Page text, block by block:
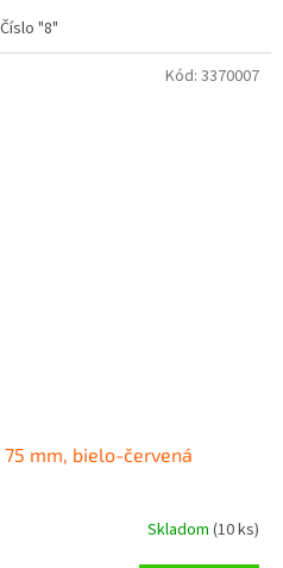
"8"
mm, bielo-červená
Skladom (10 ks)
Kód: 3370007